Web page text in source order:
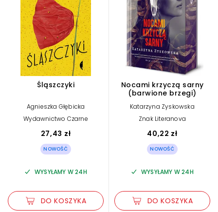
Śląszczyki
Agnieszka Głębicka
Wydawnictwo Czarne
27,43 zł
NOWOŚĆ
WYSYŁAMY W 24H
DO KOSZYKA
Nocami krzyczą sarny
(barwione brzegi)
Katarzyna Zyskowska
Znak Literanova
40,22 zł
NOWOŚĆ
WYSYŁAMY W 24H
DO KOSZYKA